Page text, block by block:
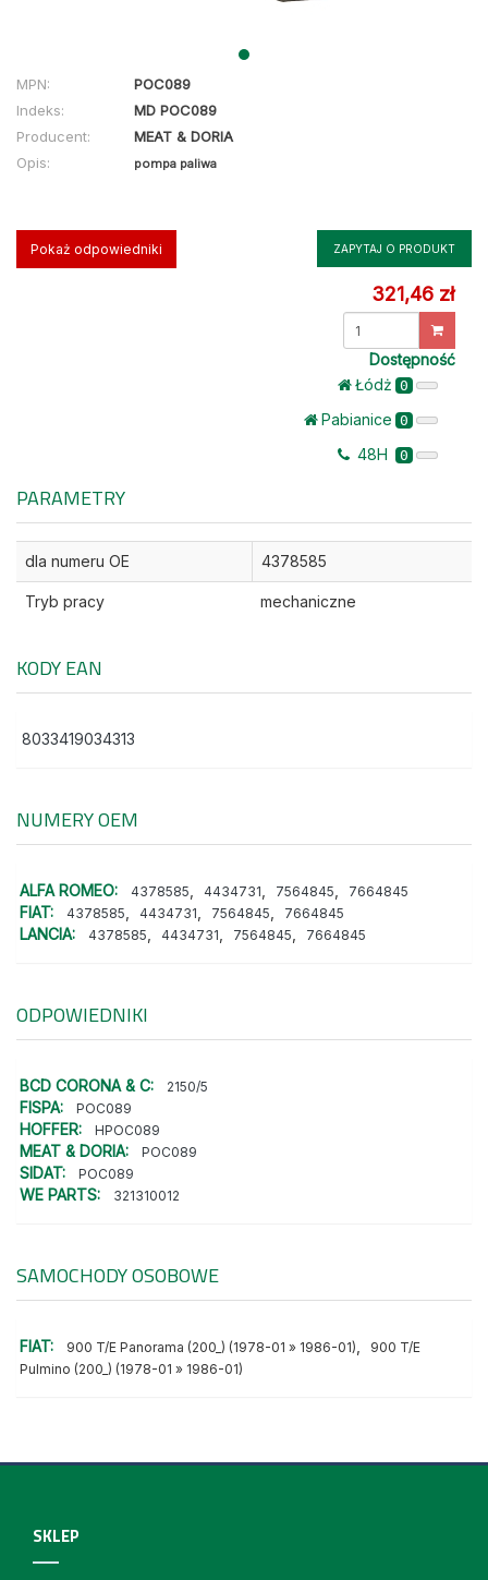
MPN:
POC089
Indeks:
MD POC089
Producent:
MEAT & DORIA
Opis:
pompa paliwa
Pokaż odpowiedniki ZAPYTAJ O PRODUKT
321,46 zł
Dostępność
Łódż 0
Pabianice 0
48H 0
PARAMETRY
dla numeru OE 4378585
Tryb pracy mechaniczne
KODY EAN
8033419034313
NUMERY OEM
ALFA ROMEO: 4378585 4434731 7564845 7664845
FIAT: 4378585 4434731 7564845 7664845
LANCIA: 4378585 4434731 7564845 7664845
ODPOWIEDNIKI
BCD CORONA & C: 2150/5
FISPA: POC089
HOFFER: HPOC089
MEAT & DORIA: POC089
SIDAT: POC089
WE PARTS: 321310012
SAMOCHODY OSOBOWE
FIAT: 900 T/E Panorama (200_) (1978-01 » 1986-01)
900 T/E
Pulmino (200_) (1978-01 » 1986-01)
SKLEP